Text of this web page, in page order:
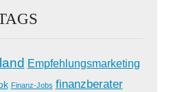
Empfehlungsmarketing
Finanz-Jobs finanzberater